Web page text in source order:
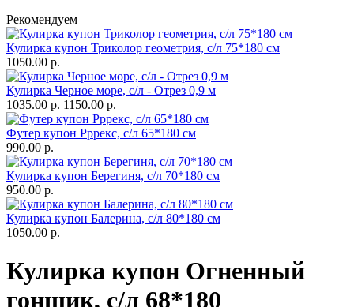
Рекомендуем
Кулирка купон Триколор геометрия, с/л 75*180 см
1050.00 р.
Кулирка Черное море, с/л - Отрез 0,9 м
1035.00 р. 1150.00 р.
Футер купон Рррекс, с/л 65*180 см
990.00 р.
Кулирка купон Берегиня, с/л 70*180 см
950.00 р.
Кулирка купон Балерина, с/л 80*180 см
1050.00 р.
Кулирка купон Огненный
гонщик, с/л 68*180